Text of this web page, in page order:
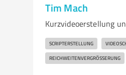
Tim Mach
Kurzvideoerstellung
SCRIPTERSTELLUNG
REICHWEITENVERGRÖSSERUNG